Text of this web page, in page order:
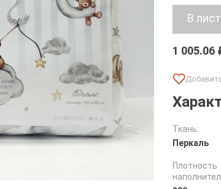
1 005.06
Ткань:
Перкаль
Плотность